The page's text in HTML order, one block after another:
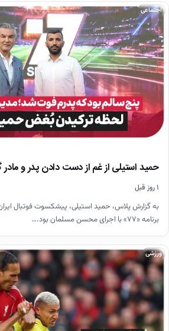
اجتماعی
حمید استیلی از غم از دست دادن پدر و
۱ روز قبل
به گزارش پلاس، حمید استیلی، پیشکسوت فوتبال
برنامه «۷۷» با اجرای محسن مسلمان بود.…
ورزشی